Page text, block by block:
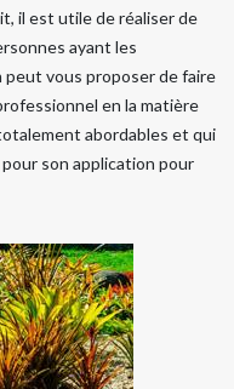
il est utile de réaliser de
ayant les
peut vous proposer de faire
en la matière
abordables et qui
son application pour